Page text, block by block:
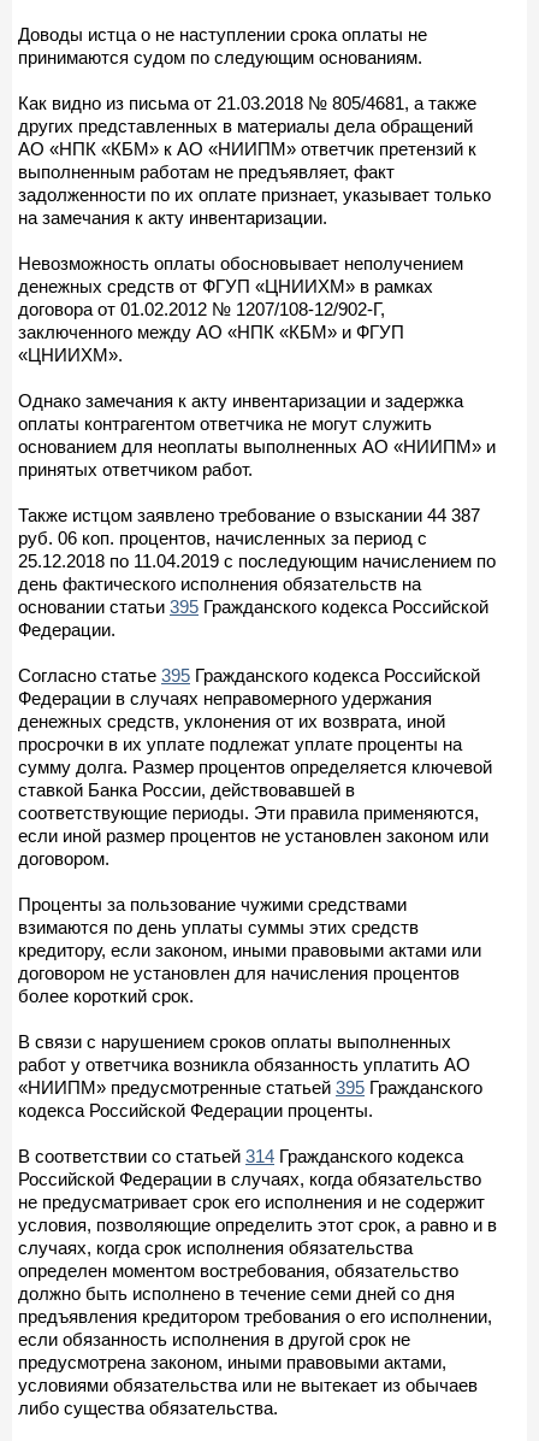
Доводы истца о не наступлении срока оплаты не
принимаются судом по следующим основаниям.
Как видно из письма от 21.03.2018 № 805/4681, а также
других представленных в материалы дела обращений
АО «НПК «КБМ» к АО «НИИПМ» ответчик претензий к
выполненным работам не предъявляет, факт
задолженности по их оплате признает, указывает только
на замечания к акту инвентаризации.
Невозможность оплаты обосновывает неполучением
денежных средств от ФГУП «ЦНИИХМ» в рамках
договора от 01.02.2012 № 1207/108-12/902-Г,
заключенного между АО «НПК «КБМ» и ФГУП
«ЦНИИХМ».
Однако замечания к акту инвентаризации и задержка
оплаты контрагентом ответчика не могут служить
основанием для неоплаты выполненных АО «НИИПМ» и
принятых ответчиком работ.
Также истцом заявлено требование о взыскании 44 387
руб. 06 коп. процентов, начисленных за период с
25.12.2018 по 11.04.2019 с последующим начислением по
день фактического исполнения обязательств на
основании статьи 395 Гражданского кодекса Российской
Федерации.
Согласно статье 395 Гражданского кодекса Российской
Федерации в случаях неправомерного удержания
денежных средств, уклонения от их возврата, иной
просрочки в их уплате подлежат уплате проценты на
сумму долга. Размер процентов определяется ключевой
ставкой Банка России, действовавшей в
соответствующие периоды. Эти правила применяются,
если иной размер процентов не установлен законом или
договором.
Проценты за пользование чужими средствами
взимаются по день уплаты суммы этих средств
кредитору, если законом, иными правовыми актами или
договором не установлен для начисления процентов
более короткий срок.
В связи с нарушением сроков оплаты выполненных
работ у ответчика возникла обязанность уплатить АО
«НИИПМ» предусмотренные статьей 395 Гражданского
кодекса Российской Федерации проценты.
В соответствии со статьей 314 Гражданского кодекса
Российской Федерации в случаях, когда обязательство
не предусматривает срок его исполнения и не содержит
условия, позволяющие определить этот срок, а равно и в
случаях, когда срок исполнения обязательства
определен моментом востребования, обязательство
должно быть исполнено в течение семи дней со дня
предъявления кредитором требования о его исполнении,
если обязанность исполнения в другой срок не
предусмотрена законом, иными правовыми актами,
условиями обязательства или не вытекает из обычаев
либо существа обязательства.